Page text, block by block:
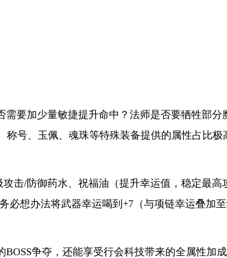
要加少量敏捷提升命中？法师是否要牺牲部分
号、玉佩、魂珠等特殊装备提供的属性占比极
击/防御药水、祝福油（提升幸运值，稳定最高
必想办法将武器幸运喝到+7（与项链幸运叠加
争夺，还能享受行会科技带来的全属性加